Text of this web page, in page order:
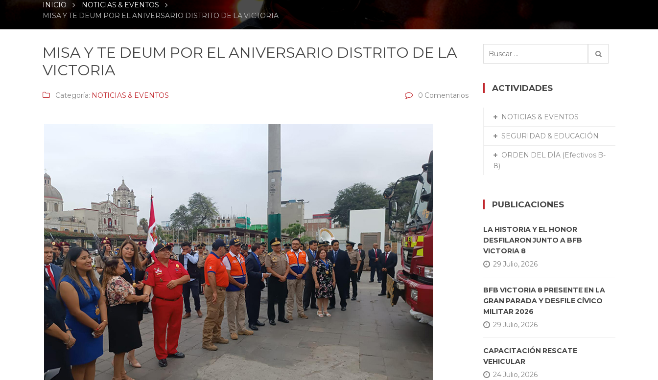
INICIO
NOTICIAS & EVENTOS
MISA Y TE DEUM POR EL ANIVERSARIO DISTRITO DE LA VICTORIA
MISA Y TE DEUM POR EL ANIVERSARIO DISTRITO DE LA
VICTORIA
Categoría: NOTICIAS & EVENTOS 0 Comentarios
Buscar:
ACTIVIDADES
NOTICIAS & EVENTOS
SEGURIDAD & EDUCACIÓN
ORDEN DEL DÍA (Efectivos B-
8)
PUBLICACIONES
LA HISTORIA Y EL HONOR
DESFILARON JUNTO A BFB
VICTORIA 8
29 Julio, 2026
BFB VICTORIA 8 PRESENTE EN LA
GRAN PARADA Y DESFILE CÍVICO
MILITAR 2026
29 Julio, 2026
CAPACITACIÓN RESCATE
VEHICULAR
24 Julio, 2026